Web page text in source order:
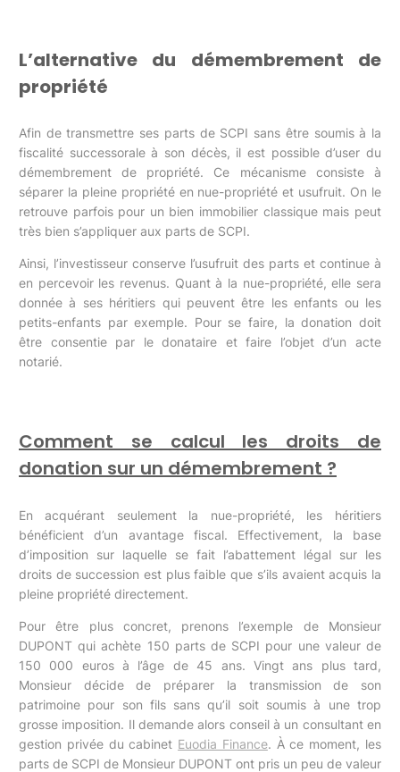
L’alternative du démembrement de
propriété
Afin de transmettre ses parts de SCPI sans être soumis à la
fiscalité successorale à son décès, il est possible d’user du
démembrement de propriété. Ce mécanisme consiste à
séparer la pleine propriété en nue-propriété et usufruit. On le
retrouve parfois pour un bien immobilier classique mais peut
très bien s’appliquer aux parts de SCPI.
Ainsi, l’investisseur conserve l’usufruit des parts et continue à
en percevoir les revenus. Quant à la nue-propriété, elle sera
donnée à ses héritiers qui peuvent être les enfants ou les
petits-enfants par exemple. Pour se faire, la donation doit
être consentie par le donataire et faire l’objet d’un acte
notarié.
Comment se calcul les droits de
donation sur un démembrement ?
En acquérant seulement la nue-propriété, les héritiers
bénéficient d’un avantage fiscal. Effectivement, la base
d’imposition sur laquelle se fait l’abattement légal sur les
droits de succession est plus faible que s’ils avaient acquis la
pleine propriété directement.
Pour être plus concret, prenons l’exemple de Monsieur
DUPONT qui achète 150 parts de SCPI pour une valeur de
150 000 euros à l’âge de 45 ans. Vingt ans plus tard,
Monsieur décide de préparer la transmission de son
patrimoine pour son fils sans qu’il soit soumis à une trop
grosse imposition. Il demande alors conseil à un consultant en
gestion privée du cabinet Euodia Finance. À ce moment, les
parts de SCPI de Monsieur DUPONT ont pris un peu de valeur